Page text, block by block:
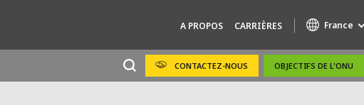
A PROPOS CARRIÈRES France
CONTACTEZ-NOUS OBJECTIFS DE L'ONU